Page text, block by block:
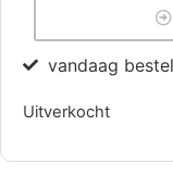
vandaag
Uitverkocht